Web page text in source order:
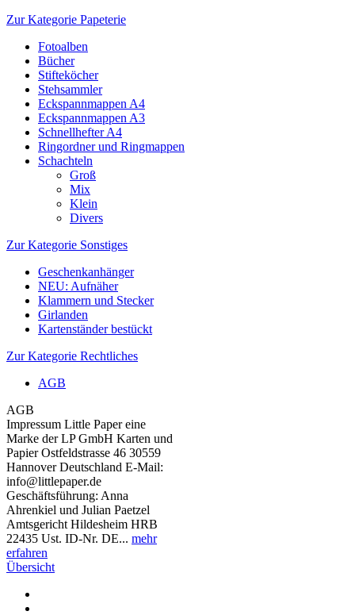
Zur Kategorie Papeterie
Fotoalben
Bücher
Stifteköcher
Stehsammler
Eckspannmappen A4
Eckspannmappen A3
Schnellhefter A4
Ringordner und Ringmappen
Schachteln
Groß
Mix
Klein
Divers
Zur Kategorie Sonstiges
Geschenkanhänger
NEU: Aufnäher
Klammern und Stecker
Girlanden
Kartenständer bestückt
Zur Kategorie Rechtliches
AGB
AGB
Impressum Little Paper eine
Marke der LP GmbH Karten und
Papier Ostfeldstrasse 46 30559
Hannover Deutschland E-Mail:
info@littlepaper.de
Geschäftsführung: Anna
Ahrenkiel und Julian Paetzel
Amtsgericht Hildesheim HRB
22435 Ust. ID-Nr. DE... mehr
erfahren
Übersicht